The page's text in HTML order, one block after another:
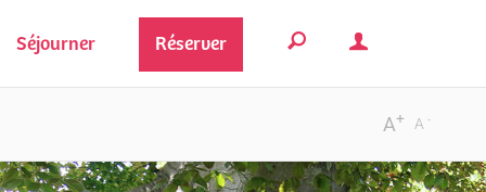
Séjourner Réserver
-
A
+
A